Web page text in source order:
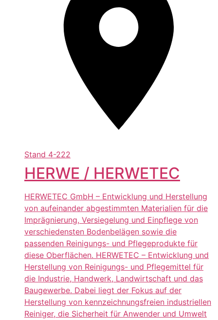
Stand 4-222
HERWE / HERWETEC
HERWETEC GmbH – Entwicklung und Herstellung
von aufeinander abgestimmten Materialien für die
Imprägnierung, Versiegelung und Einpflege von
verschiedensten Bodenbelägen sowie die
passenden Reinigungs- und Pflegeprodukte für
diese Oberflächen. HERWETEC – Entwicklung und
Herstellung von Reinigungs- und Pflegemittel für
die Industrie, Handwerk, Landwirtschaft und das
Baugewerbe. Dabei liegt der Fokus auf der
Herstellung von kennzeichnungsfreien industriellen
Reiniger, die Sicherheit für Anwender und Umwelt